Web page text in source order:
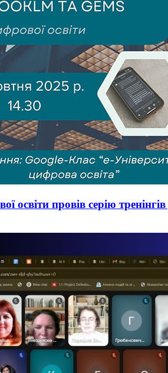
освіти провів серію